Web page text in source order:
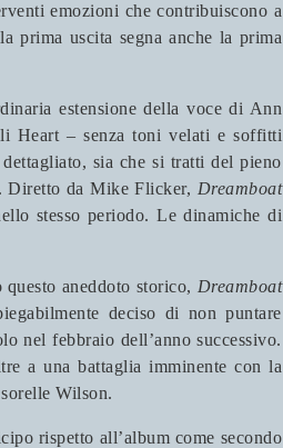
emozioni che contribuiscono a
prima uscita segna anche la prima
estensione della voce di Ann
Heart – senza toni velati e soffitti
sia che si tratti del pieno
Diretto da Mike Flicker, Dreamboat
stesso periodo. Le dinamiche di
aneddoto storico, Dreamboat
deciso di non puntare
nel febbraio dell’anno successivo.
a una battaglia imminente con la
Wilson.
rispetto all’album come secondo